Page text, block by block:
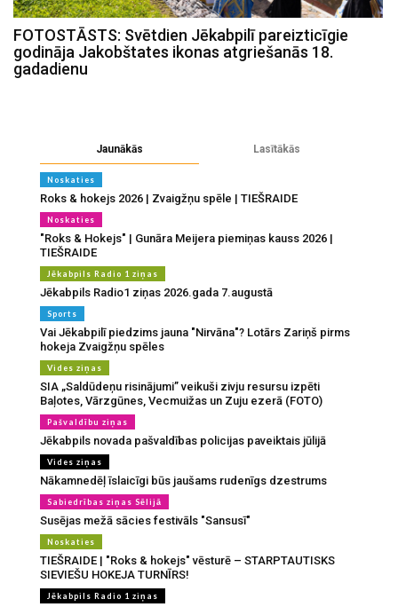
FOTOSTĀSTS: Svētdien Jēkabpilī pareizticīgie
godināja Jakobštates ikonas atgriešanās 18.
gadadienu
Jaunākās Lasītākās
Noskaties
Roks & hokejs 2026 | Zvaigžņu spēle | TIEŠRAIDE
Noskaties
"Roks & Hokejs" | Gunāra Meijera piemiņas kauss 2026 |
TIEŠRAIDE
Jēkabpils Radio 1 ziņas
Jēkabpils Radio1 ziņas 2026.gada 7.augustā
Sports
Vai Jēkabpilī piedzims jauna "Nirvāna"? Lotārs Zariņš pirms
hokeja Zvaigžņu spēles
Vides ziņas
SIA „Saldūdeņu risinājumi” veikuši zivju resursu izpēti
Baļotes, Vārzgūnes, Vecmuižas un Zuju ezerā (FOTO)
Pašvaldību ziņas
Jēkabpils novada pašvaldības policijas paveiktais jūlijā
Vides ziņas
Nākamnedēļ īslaicīgi būs jaušams rudenīgs dzestrums
Sabiedrības ziņas Sēlijā
Susējas mežā sācies festivāls "Sansusī"
Noskaties
TIEŠRAIDE | "Roks & hokejs" vēsturē – STARPTAUTISKS
SIEVIEŠU HOKEJA TURNĪRS!
Jēkabpils Radio 1 ziņas